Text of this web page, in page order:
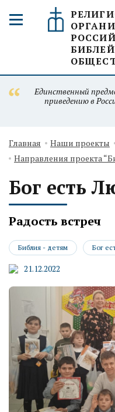
Единственный
приведению в
Главная Наши проекты
Направления проекта
Бог есть
Радость встреч
Библия - детям Бог
21.12.2022